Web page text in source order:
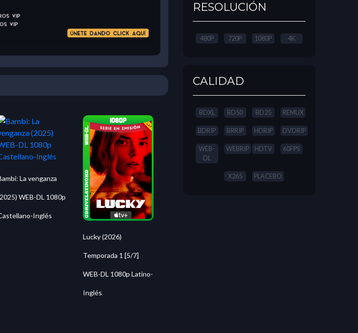
La venganza
WEB-DL 1080p
Inglés
Lucky (2026)
Temporada 1 [5/7]
WEB-DL 1080p Latino-
Inglés
RESOLUCIÓN
480P 720P 1080P 4K
CALIDAD
BDXL BD50 BD25 REMUX
BDRIP BRRIP HDRIP DVDRIP
WEB-
DL
WEBRIP HDTV 60FPS
X265 PLACEBO